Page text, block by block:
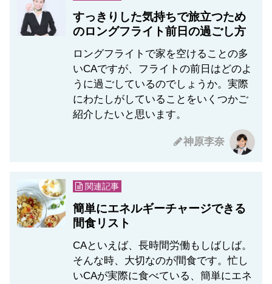
すっきりした気持ちで旅立つため
のロングフライト前日の過ごし方
ロングフライトで家を空けることの多
いCAですが、フライトの前日はどのよ
うに過ごしているのでしょうか。実際
にわたしがしていることをいくつかご
紹介したいと思います。
神原李奈
関連記事
簡単にエネルギーチャージできる
間食リスト
CAといえば、長時間労働もしばしば。
そんな時、大切なのが間食です。忙し
いCAが実際に食べている、簡単にエネ